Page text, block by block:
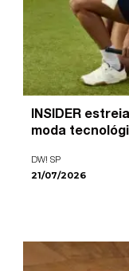
INSIDER
moda
DW! SP
21/07/2026